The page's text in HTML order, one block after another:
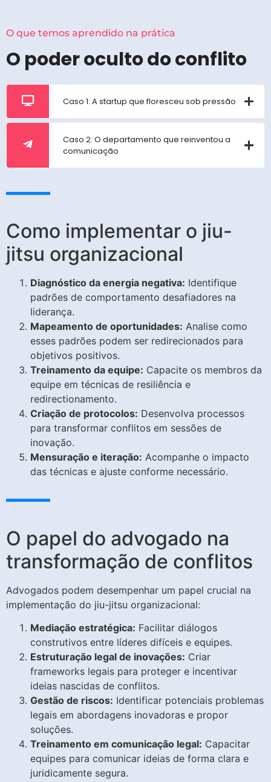
O que temos aprendido na prática
O poder oculto do conflito
Caso 1: A startup que floresceu sob pressão
Caso 2: O departamento que reinventou a
comunicação
Como implementar o jiu-
jitsu organizacional
Diagnóstico da energia negativa: Identifique
padrões de comportamento desafiadores na
liderança.
Mapeamento de oportunidades: Analise como
esses padrões podem ser redirecionados para
objetivos positivos.
Treinamento da equipe: Capacite os membros da
equipe em técnicas de resiliência e
redirectionamento.
Criação de protocolos: Desenvolva processos
para transformar conflitos em sessões de
inovação.
Mensuração e iteração: Acompanhe o impacto
das técnicas e ajuste conforme necessário.
O papel do advogado na
transformação de conflitos
Advogados podem desempenhar um papel crucial na
implementação do jiu-jitsu organizacional:
Mediação estratégica: Facilitar diálogos
construtivos entre líderes difíceis e equipes.
Estruturação legal de inovações: Criar
frameworks legais para proteger e incentivar
ideias nascidas de conflitos.
Gestão de riscos: Identificar potenciais problemas
legais em abordagens inovadoras e propor
soluções.
Treinamento em comunicação legal: Capacitar
equipes para comunicar ideias de forma clara e
juridicamente segura.